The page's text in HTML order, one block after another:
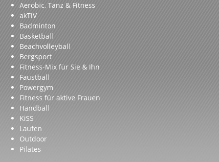
Aerobic, Tanz & Fitness
akTiV
Badminton
Basketball
Beachvolleyball
Bergsport
Fitness-Mix für Sie & Ihn
Faustball
Powergym
Fitness für aktive Frauen
Handball
KiSS
Laufen
Outdoor
Pilates